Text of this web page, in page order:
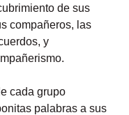
de sus
compañeros, las
y
cada grupo
palabras a sus